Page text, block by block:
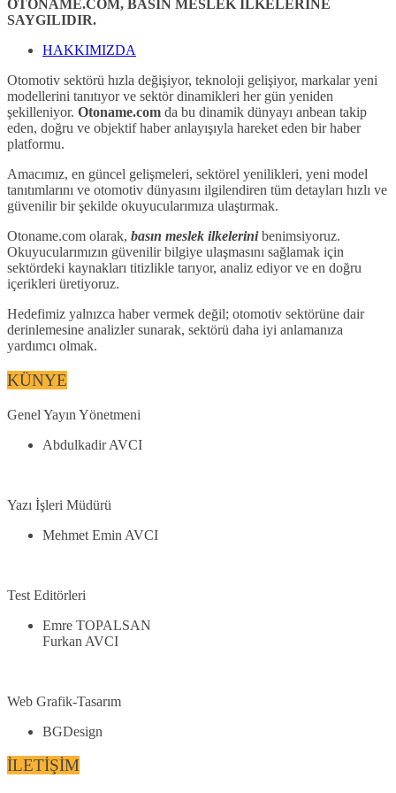
OTONAME.COM, BASIN MESLEK İLKELERİNE
SAYGILIDIR.
HAKKIMIZDA
Otomotiv sektörü hızla değişiyor, teknoloji gelişiyor, markalar yeni
modellerini tanıtıyor ve sektör dinamikleri her gün yeniden
şekilleniyor. Otoname.com da bu dinamik dünyayı anbean takip
eden, doğru ve objektif haber anlayışıyla hareket eden bir haber
platformu.
Amacımız, en güncel gelişmeleri, sektörel yenilikleri, yeni model
tanıtımlarını ve otomotiv dünyasını ilgilendiren tüm detayları hızlı ve
güvenilir bir şekilde okuyucularımıza ulaştırmak.
Otoname.com olarak, basın meslek ilkelerinibenimsiyoruz.
Okuyucularımızın güvenilir bilgiye ulaşmasını sağlamak için
sektördeki kaynakları titizlikle tarıyor, analiz ediyor ve en doğru
içerikleri üretiyoruz.
Hedefimiz yalnızca haber vermek değil; otomotiv sektörüne dair
derinlemesine analizler sunarak, sektörü daha iyi anlamanıza
yardımcı olmak.
KÜNYE
Genel Yayın Yönetmeni
Abdulkadir AVCI
Yazı İşleri Müdürü
Mehmet Emin AVCI
Test Editörleri
Emre TOPALSAN
Furkan AVCI
Web Grafik-Tasarım
BGDesign
İLETİŞİM